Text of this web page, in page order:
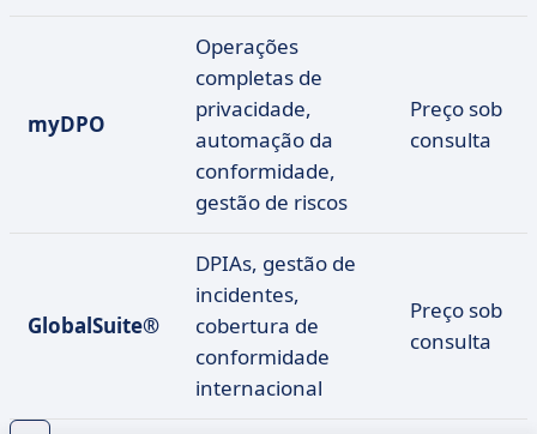
myDPO
Operações
completas de
privacidade,
automação da
conformidade,
gestão de riscos
Preço sob
consulta
GlobalSuite®
DPIAs, gestão de
incidentes,
cobertura de
conformidade
internacional
Preço sob
consulta